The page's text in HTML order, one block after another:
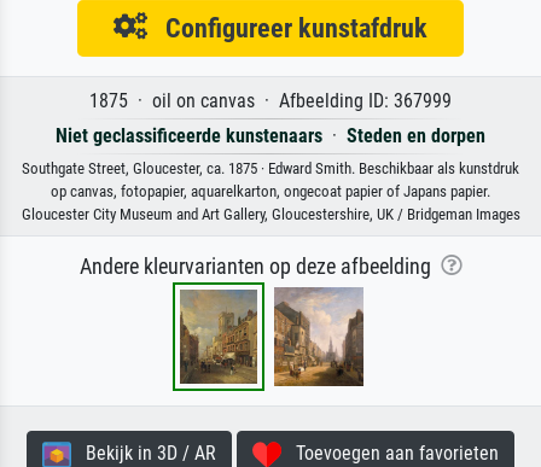
Configureer kunstafdruk
1875 · oil on canvas · Afbeelding ID: 367999
Niet geclassificeerde kunstenaars · Steden en dorpen
Southgate Street, Gloucester, ca. 1875 · Edward Smith. Beschikbaar als kunstdruk
op canvas, fotopapier, aquarelkarton, ongecoat papier of Japans papier.
Gloucester City Museum and Art Gallery, Gloucestershire, UK / Bridgeman Images
Andere kleurvarianten op deze afbeelding
Bekijk in 3D / AR Toevoegen aan favorieten